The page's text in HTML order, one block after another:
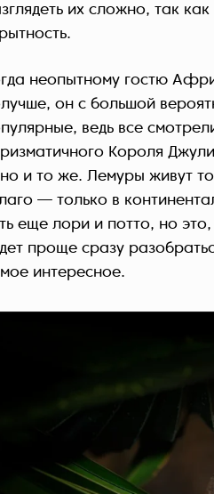
их сложно, так
неопытному гостю
он с большой
ведь все
Короля
и то же. Лемуры живут
— только в
еще лори и потто, но
проще сразу
интересное.